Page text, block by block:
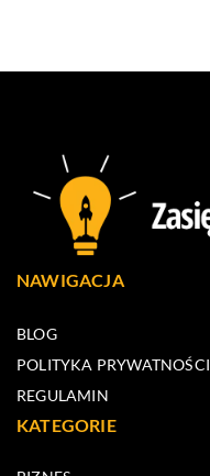
NAWIGACJA
BLOG
POLITYKA PRYWATNOŚCI
REGULAMIN
KATEGORIE